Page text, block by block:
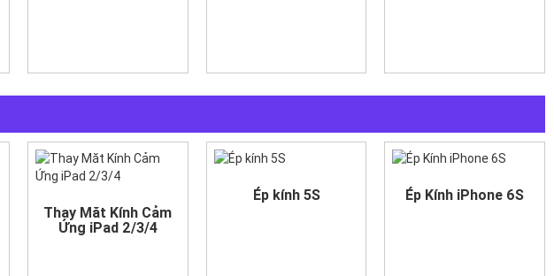
Thay Măt Kính Cảm
Ứng iPad 2/3/4
Ép kính 5S Ép Kính iPhone 6S